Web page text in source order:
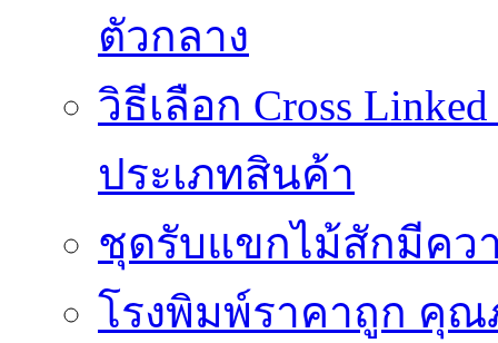
ตัวกลาง
วิธีเลือก Cross
ประเภทสินค้า
ชุดรับแขกไม้สักมีคว
โรงพิมพ์ราคาถูก คุณ